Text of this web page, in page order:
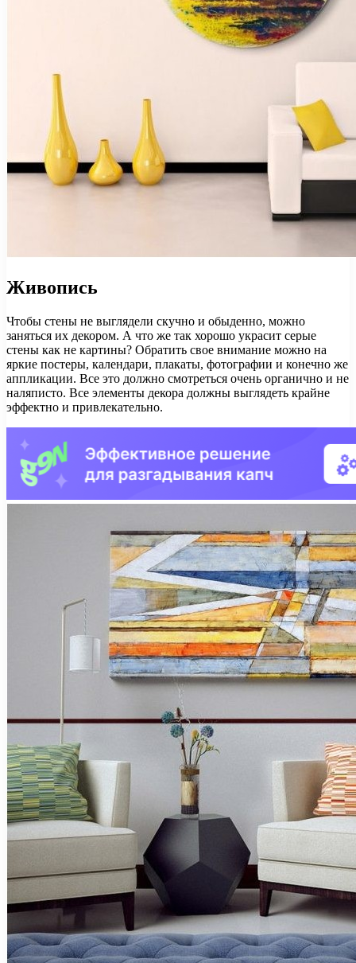
Живопись
Чтобы стены не выглядели скучно и обыденно, можно
заняться их декором. А что же так хорошо украсит серые
стены как не картины? Обратить свое внимание можно на
яркие постеры, календари, плакаты, фотографии и конечно же
аппликации. Все это должно смотреться очень органично и не
наляписто. Все элементы декора должны выглядеть крайне
эффектно и привлекательно.